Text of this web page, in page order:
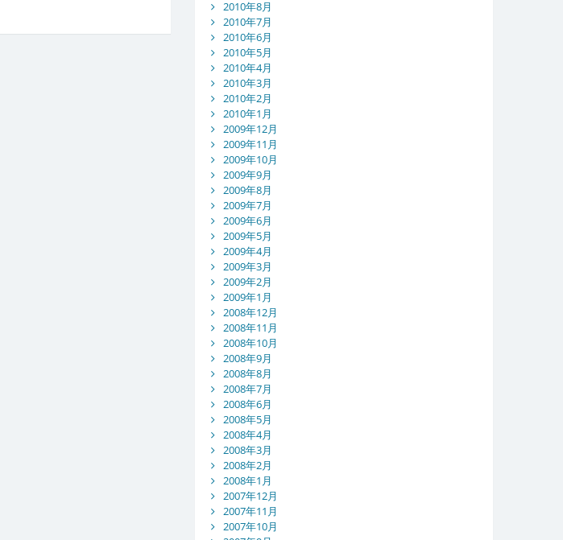
2010年8月
2010年7月
2010年6月
2010年5月
2010年4月
2010年3月
2010年2月
2010年1月
2009年12月
2009年11月
2009年10月
2009年9月
2009年8月
2009年7月
2009年6月
2009年5月
2009年4月
2009年3月
2009年2月
2009年1月
2008年12月
2008年11月
2008年10月
2008年9月
2008年8月
2008年7月
2008年6月
2008年5月
2008年4月
2008年3月
2008年2月
2008年1月
2007年12月
2007年11月
2007年10月